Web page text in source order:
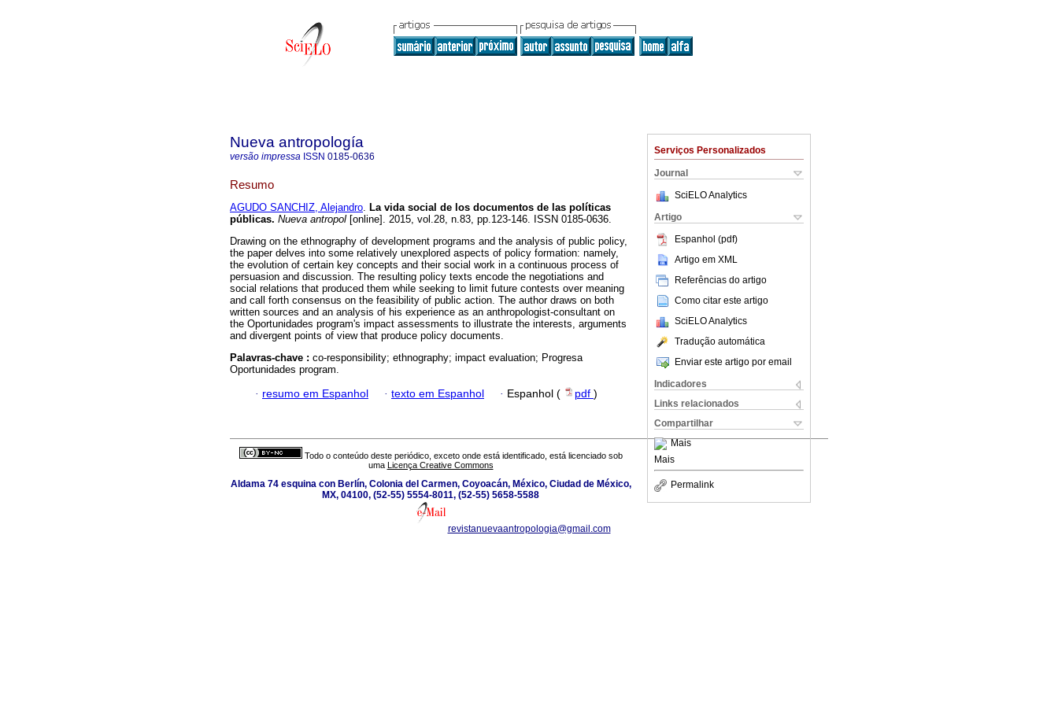
Serviços Personalizados
Journal
SciELO Analytics
Artigo
Espanhol (pdf)
Artigo em XML
Referências do artigo
Como citar este artigo
SciELO Analytics
Tradução automática
Enviar este artigo por email
Indicadores
Links relacionados
Compartilhar
Mais
Mais
Permalink
Nueva antropología
versão impressa ISSN 0185-0636
Resumo
AGUDO SANCHIZ, Alejandro. La vida social de los documentos de las políticas
públicas. Nueva antropol [online]. 2015, vol.28, n.83, pp.123-146. ISSN 0185-0636.
Drawing on the ethnography of development programs and the analysis of public policy,
the paper delves into some relatively unexplored aspects of policy formation: namely,
the evolution of certain key concepts and their social work in a continuous process of
persuasion and discussion. The resulting policy texts encode the negotiations and
social relations that produced them while seeking to limit future contests over meaning
and call forth consensus on the feasibility of public action. The author draws on both
written sources and an analysis of his experience as an anthropologist-consultant on
the Oportunidades program's impact assessments to illustrate the interests, arguments
and divergent points of view that produce policy documents.
Palavras-chave : co-responsibility; ethnography; impact evaluation; Progresa
Oportunidades program.
· resumo em Espanhol · texto em Espanhol · Espanhol ( pdf )
Todo o conteúdo deste periódico, exceto onde está identificado, está licenciado sob
uma Licença Creative Commons
Aldama 74 esquina con Berlín, Colonia del Carmen, Coyoacán, México, Ciudad de México,
MX, 04100, (52-55) 5554-8011, (52-55) 5658-5588
revistanuevaantropologia@gmail.com